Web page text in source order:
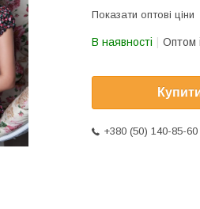
Показати оптові ціни
В наявності Оптом
+380 (50) 140-85-60